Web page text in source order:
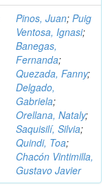
Pinos, Juan; Puig
Ventosa, Ignasi;
Banegas,
Fernanda;
Quezada, Fanny;
Delgado,
Gabriela;
Orellana, Nataly;
Saquisilí, Silvia;
Quindi, Toa;
Chacón Vintimilla,
Gustavo Javier